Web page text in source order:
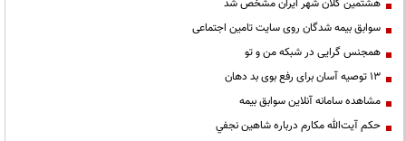
هشتمین کلان شهر ایران مشخص شد
سوابق بیمه شدگان روی سایت تامین اجتماعی
همجنس گرایی در شبکه من و تو
13 توصیه آسان برای رفع بوی بد دهان
مشاهده سامانه آنلاين سوابق بیمه
حكم آيت‌الله مكارم درباره شاهين نجفي